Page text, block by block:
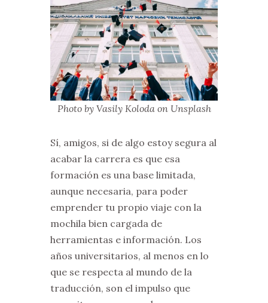
Photo by Vasily Koloda on Unsplash
Sí, amigos, si de algo estoy segura al
acabar la carrera es que esa
formación es una base limitada,
aunque necesaria, para poder
emprender tu propio viaje con la
mochila bien cargada de
herramientas e información. Los
años universitarios, al menos en lo
que se respecta al mundo de la
traducción, son el impulso que